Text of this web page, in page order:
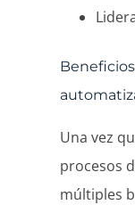
Una vez
procesos
múltiples